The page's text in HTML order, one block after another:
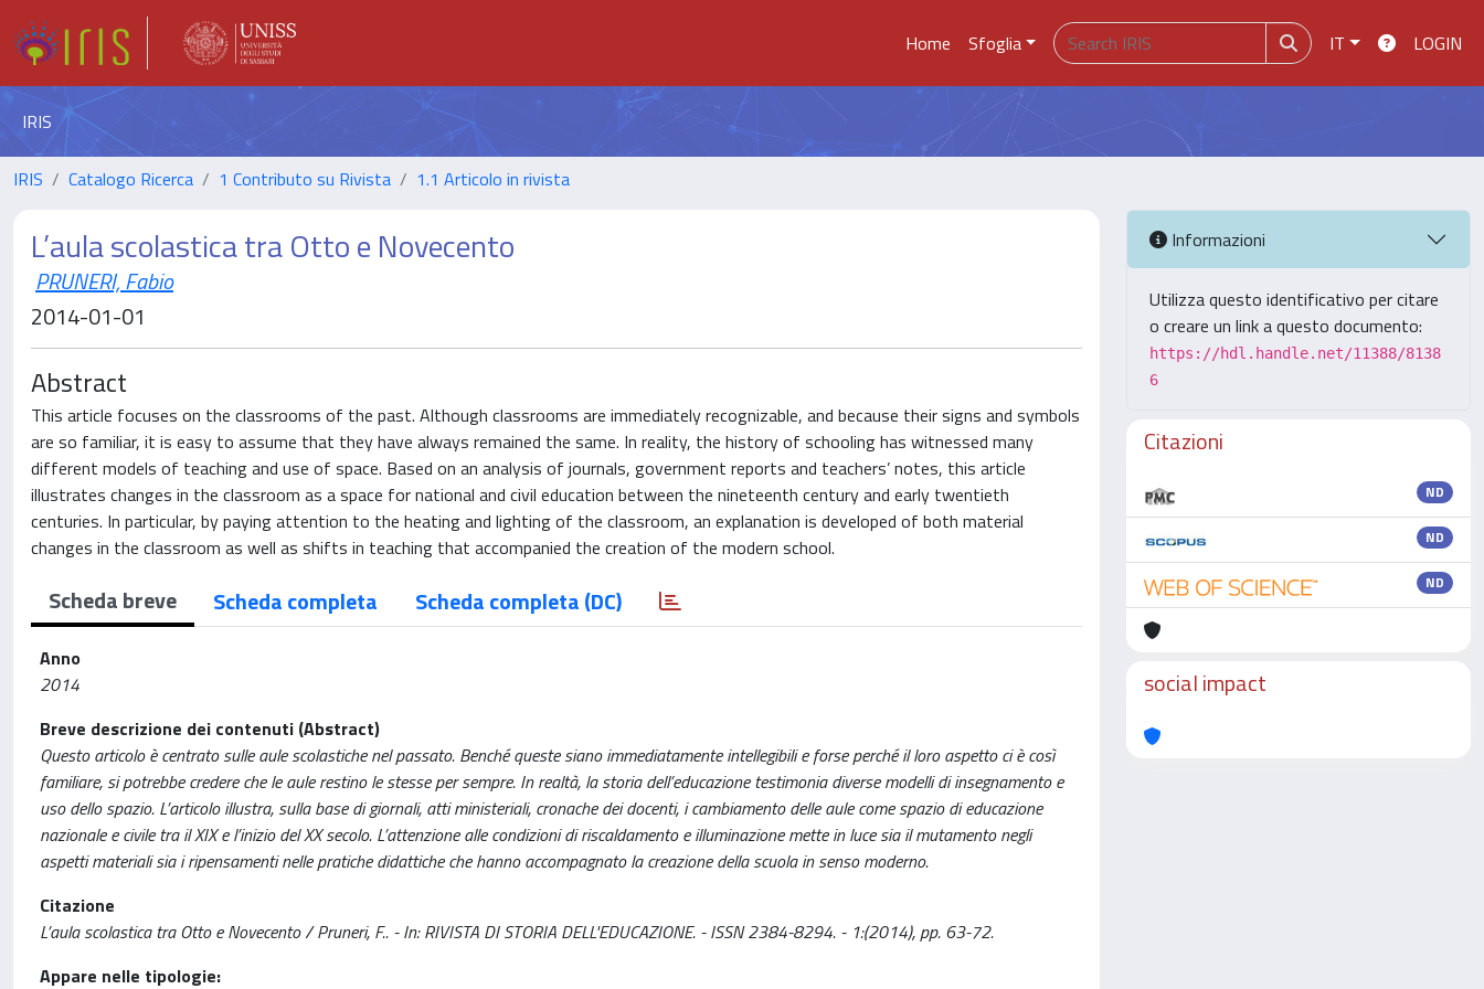
Home Sfoglia IT LOGIN
IRIS
IRIS Catalogo Ricerca 1 Contributo su Rivista 1.1 Articolo in rivista
L’aula scolastica tra Otto e Novecento
PRUNERI, Fabio
2014-01-01
Abstract
This article focuses on the classrooms of the past. Although classrooms are immediately recognizable, and because their signs and symbols
are so familiar, it is easy to assume that they have always remained the same. In reality, the history of schooling has witnessed many
different models of teaching and use of space. Based on an analysis of journals, government reports and teachers’ notes, this article
illustrates changes in the classroom as a space for national and civil education between the nineteenth century and early twentieth
centuries. In particular, by paying attention to the heating and lighting of the classroom, an explanation is developed of both material
changes in the classroom as well as shifts in teaching that accompanied the creation of the modern school.
Scheda breve Scheda completa Scheda completa (DC)
Anno
2014
Breve descrizione dei contenuti (Abstract)
Questo articolo è centrato sulle aule scolastiche nel passato. Benché queste siano immediatamente intellegibili e forse perché il loro aspetto ci è così
familiare, si potrebbe credere che le aule restino le stesse per sempre. In realtà, la storia dell’educazione testimonia diverse modelli di insegnamento e
uso dello spazio. L’articolo illustra, sulla base di giornali, atti ministeriali, cronache dei docenti, i cambiamento delle aule come spazio di educazione
nazionale e civile tra il XIX e l’inizio del XX secolo. L’attenzione alle condizioni di riscaldamento e illuminazione mette in luce sia il mutamento negli
aspetti materiali sia i ripensamenti nelle pratiche didattiche che hanno accompagnato la creazione della scuola in senso moderno.
Citazione
L’aula scolastica tra Otto e Novecento / Pruneri, F.. - In: RIVISTA DI STORIA DELL'EDUCAZIONE. - ISSN 2384-8294. - 1:(2014), pp. 63-72.
Appare nelle tipologie:
Informazioni
Utilizza questo identificativo per citare
o creare un link a questo documento:
https://hdl.handle.net/11388/8138
6
Citazioni
ND
ND
ND
social impact